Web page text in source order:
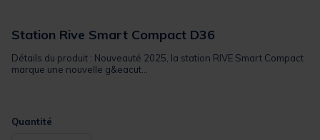
Station Rive Smart Compact D36
Détails du produit : Nouveauté 2025, la station RIVE Smart Compact
marque une nouvelle g&eacut...
Quantité